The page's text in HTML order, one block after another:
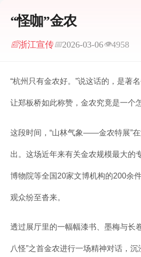
“怪咖”金农
📰浙江宣传📅2026-03-06👁4958
“杭州只有金农好。”说这话的，是著
让郑板桥如此称赞，金农究竟是一个
这段时间，“山林气象——金农特展”
出。这场近年来有关金农规模最大的
博物院等全国20家文博机构的200余
观众纷至沓来。
透过展厅里的一幅幅漆书、墨梅与长
八怪”之首金农进行一场精神对话，